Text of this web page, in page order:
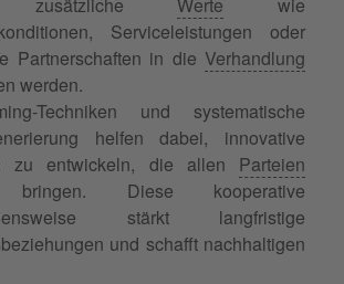
Serviceleistungen oder
Partnerschaften in die Verhandlung
werden.
Techniken und systematische
helfen dabei, innovative
zu entwickeln, die allen Parteien
bringen. Diese kooperative
stärkt langfristige
und schafft nachhaltigen